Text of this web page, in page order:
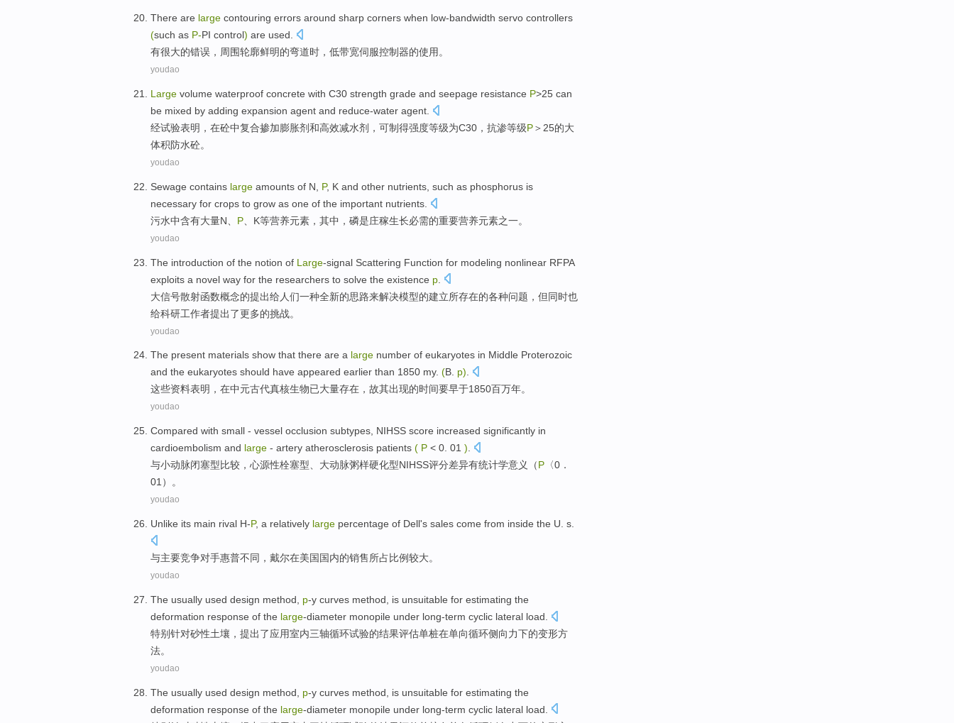
There are large contouring errors around sharp corners when low-bandwidth servo controllers
(such as P-PI control) are used
有很大的错误 ， 周围轮廓鲜明的弯道时， 低带宽伺服控制器的使用 。
youdao
Large volume waterproof concrete with C30 strength grade and seepage resistance P>25 can
be mixed by adding expansion agent and reduce-water agent
经试验表明，在砼中复合掺加膨胀剂和高效减水剂 ， 可制得强度等级为C30 ， 抗渗等级P＞ 25的大
体积防水砼。
youdao
Sewage contains large amounts of N P, K and other nutrients , such as phosphorus is
necessary for crops to grow as one of the important nutrients.
污水中含有大量N P K等营养元素，其中， 磷是庄稼生长必需的重要营养元素之一。
youdao
The introduction of the notion of Large-signal Scattering Function for modeling nonlinear RFPA
exploits a novel way for the researchers to solve the existence p
大信号散射函数概念的提出给人们一种全新的思路来解决模型的建立所存在的各种问题，但同时也
给科研工作者提出了更多的挑战。
youdao
The present materials show that there are a large number of eukaryotes in Middle Proterozoic
and the eukaryotes should have appeared earlier than 1850 my. (B. p).
这些资料表明 ， 在中元古代真核生物已大量存在 ，故其出现的时间要早于1850百万年。
youdao
Compared with small - vessel occlusion subtypes, NIHSS score increased significantly in
cardioembolism and large - artery atherosclerosis patients ( P < 0. 01 )
与小动脉闭塞型比较 ，心源性栓塞型、 大动脉粥样硬化型NIHSS评分差异有统计学意义（P 〈0．
01）。
youdao
Unlike its main rival H-P, a relatively large percentage of Dell's sales come from inside the U. s
与主要竞争对手惠普不同， 戴尔在美国国内的销售所占比例较大。
youdao
The usually used design method, p-y curves method , is unsuitable for estimating the
deformation response of the large-diameter monopile under long-term cyclic lateral load.
特别针对砂性土壤，提出了应用室内三轴循环试验的结果评估单桩在单向循环侧向力下的变形方
法。
youdao
The usually used design method, p-y curves method , is unsuitable for estimating the
deformation response of the large-diameter monopile under long-term cyclic lateral load.